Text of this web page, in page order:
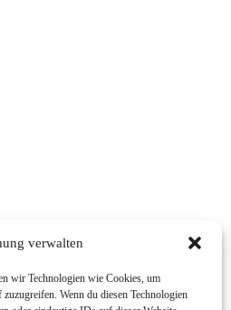
verwalten
wir Technologien wie Cookies, um
Wenn du diesen Technologien